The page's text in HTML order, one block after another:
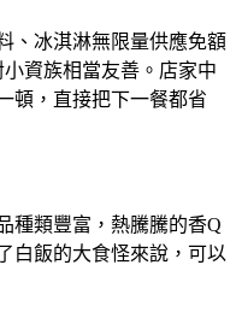
、冰淇淋無限量供應免額
資族相當友善。店家中
頓，直接把下一餐都省
種類豐富，熱騰騰的香Q
白飯的大食怪來說，可以